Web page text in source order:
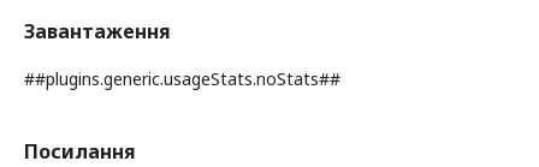
Завантаження
##plugins.generic.usageStats.noStats##
Посилання